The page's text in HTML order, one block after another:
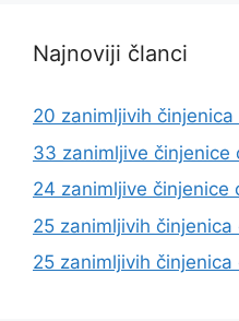
Najnoviji članci
20 zanimljivih činjenica
33 zanimljive činjenice
24 zanimljive činjenice
25 zanimljivih činjenica
25 zanimljivih činjenica